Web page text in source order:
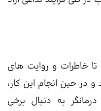
تا خاطرات و روایت های
در حین انجام این کار،
به دنبال برخی